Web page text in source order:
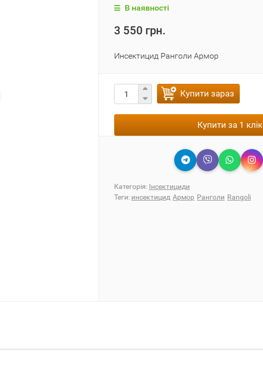
В наявності
3 550 грн.
Инсектицид Ранголи Армор
Купити зараз
Купити за 1 клік
Категорія: Інсектициди
Теги: инсектицид Армор Ранголи Rangoli